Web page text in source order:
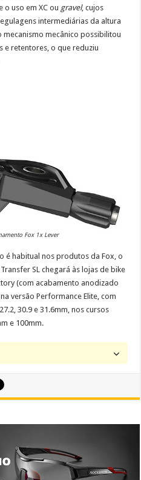
o uso em XC ou gravel, cujos
intermediárias da altura
mecânico possibilitou
e retentores, o que reduziu
Fox 1x Lever
é habitual nos produtos da Fox, o
SL chegará às lojas de bike
(com acabamento anodizado
versão Performance Elite, com
30.9 e 31.6mm, nos cursos
e 100mm.